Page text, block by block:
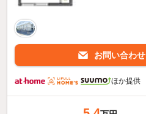
お問い合わせ
ほか提供